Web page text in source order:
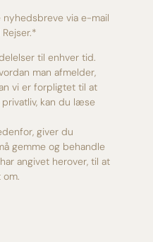
via e-mail
*
til enhver tid.
man afmelder,
vi er forpligtet til at
kan du læse
giver du
gemme og behandle
angivet herover, til at